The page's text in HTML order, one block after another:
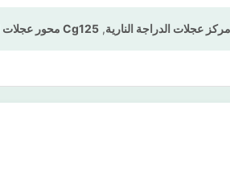
, Cg125 محور عجلات الدراجات النارية من الألومنيوم